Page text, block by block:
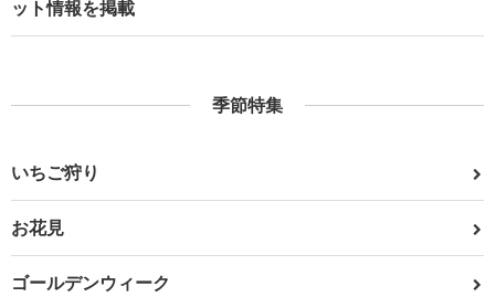
ット情報を掲載
季節特集
いちご狩り
お花見
ゴールデンウィーク